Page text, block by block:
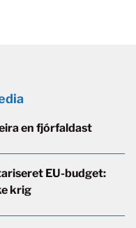
en fjórfaldast
EU-budget:
krig